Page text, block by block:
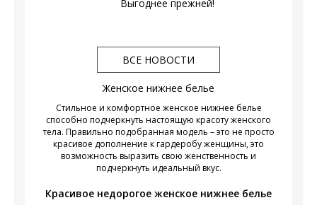
Выгоднее прежней!
ВСЕ НОВОСТИ
Женское нижнее белье
Стильное и комфортное женское нижнее белье
способно подчеркнуть настоящую красоту женского
тела. Правильно подобранная модель – это не просто
красивое дополнение к гардеробу женщины, это
возможность выразить свою женственность и
подчеркнуть идеальный вкус.
Красивое недорогое женское нижнее белье